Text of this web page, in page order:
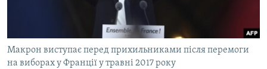
Макрон виступає перед прихильниками після перемоги
на виборах у Франції у травні 2017 року